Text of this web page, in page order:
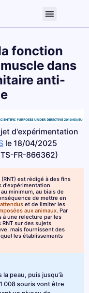
fonction
dans
anti-
d'expérimentation
le 18/04/2025
FR-866362)
est rédigé à des fins
d'expérimentation
minimum, au biais de
de mettre en
et de limiter les
aux animaux. Par
à une relecture par les
sur des sujets
mais fournissent des
les établissements
peau, puis jusqu’à
008 souris vont être